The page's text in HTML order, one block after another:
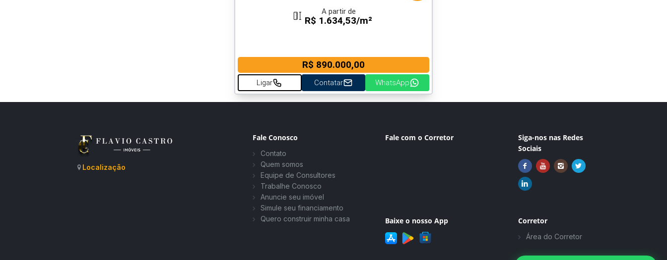
A partir de
R$ 1.634,53/m²
R$ 890.000,00
Ligar Contatar WhatsApp
Localização
Fale Conosco
Contato
Quem somos
Equipe de Consultores
Trabalhe Conosco
Anuncie seu imóvel
Simule seu financiamento
Quero construir minha casa
Fale com o Corretor
Siga-nos nas Redes
Sociais
Baixe o nosso App Corretor
Área do Corretor